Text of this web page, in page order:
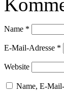
Name *
E-Mail-Adresse *
Website
Name, E-